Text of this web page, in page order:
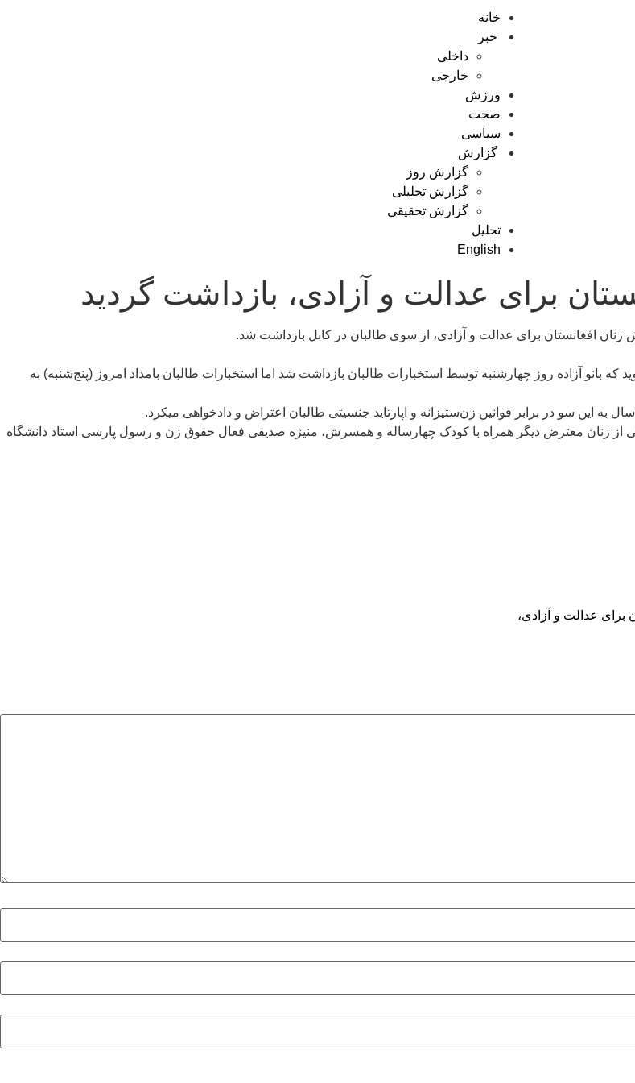
خانه
خبر
داخلی
خارجی
ورزش
صحت
سیاسی
گزارش
گزارش روز
گزارش تحلیلی
گزارش تحقیقی
تحلیل
English
برای عدالت و آزادی، بازداشت گردید
افغانستان برای عدالت و آزادی، از سوی طالبان در کابل بازداشت شد.
بانو آزاده روز چهارشنبه توسط استخبارات طالبان بازداشت شد اما استخبارات طالبان بامداد امروز (پنج‌شنبه) به
این سو در برابر قوانین زن‌ستیزانه و اپارتاید جنسیتی طالبان اعتراض و دادخواهی میکرد.
از زنان معترض دیگر همراه با کودک چهارساله و همسرش، منیژه صدیقی فعال حقوق زن و رسول پارسی استاد دانشگاه
برای عدالت و آزادی،